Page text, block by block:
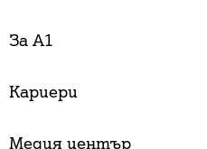
За А1
Кариери
Медия център